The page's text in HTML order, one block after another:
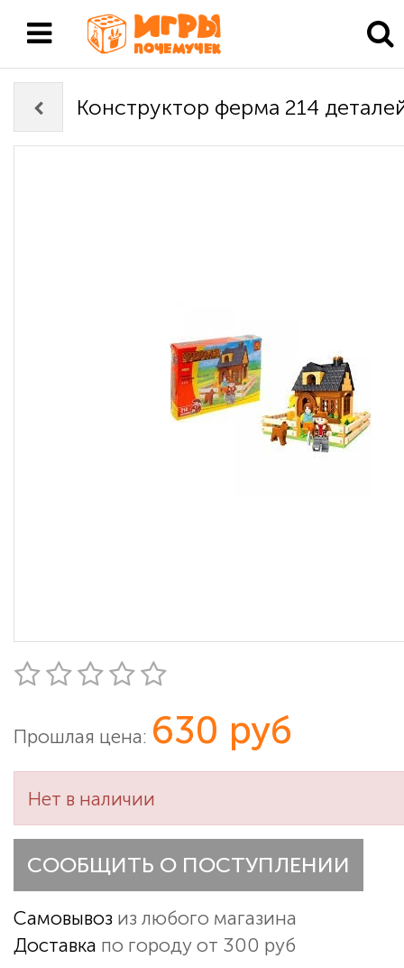
Конструктор ферма 214
Прошлая цена: 630 руб
Нет в наличии
СООБЩИТЬ О ПОСТУПЛЕНИИ
Самовывоз из любого магазина
Доставка по городу от 300 руб